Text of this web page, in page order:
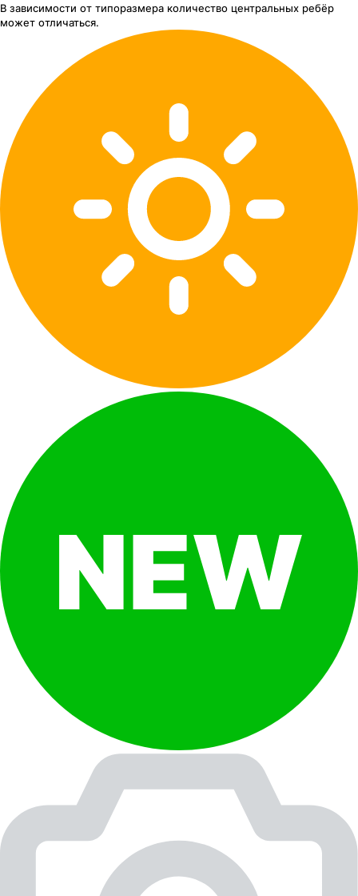
В зависимости от типоразмера количество центральных ребёр
может отличаться.